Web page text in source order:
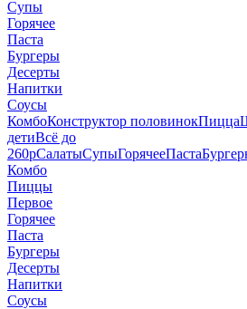
Супы
Горячее
Паста
Бургеры
Десерты
Напитки
Соусы
КомбоКонструктор половинокПицца
детиВсё до
260рСалатыСупыГорячееПаста
Комбо
Пиццы
Первое
Горячее
Паста
Бургеры
Десерты
Напитки
Соусы